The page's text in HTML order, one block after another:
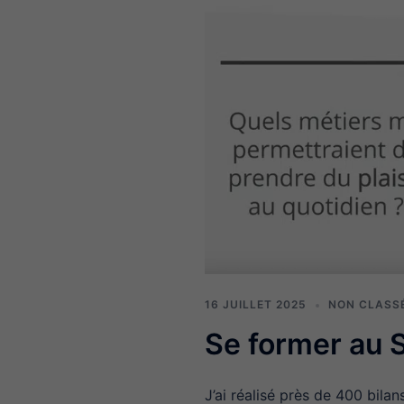
16 JUILLET 2025 NON
Se former au
J’ai réalisé près de 400